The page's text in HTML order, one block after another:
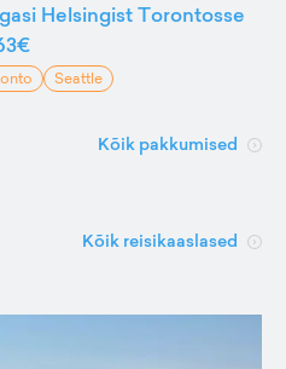
Helsingist Torontosse
Seattle
Kõik pakkumised
Kõik reisikaaslased